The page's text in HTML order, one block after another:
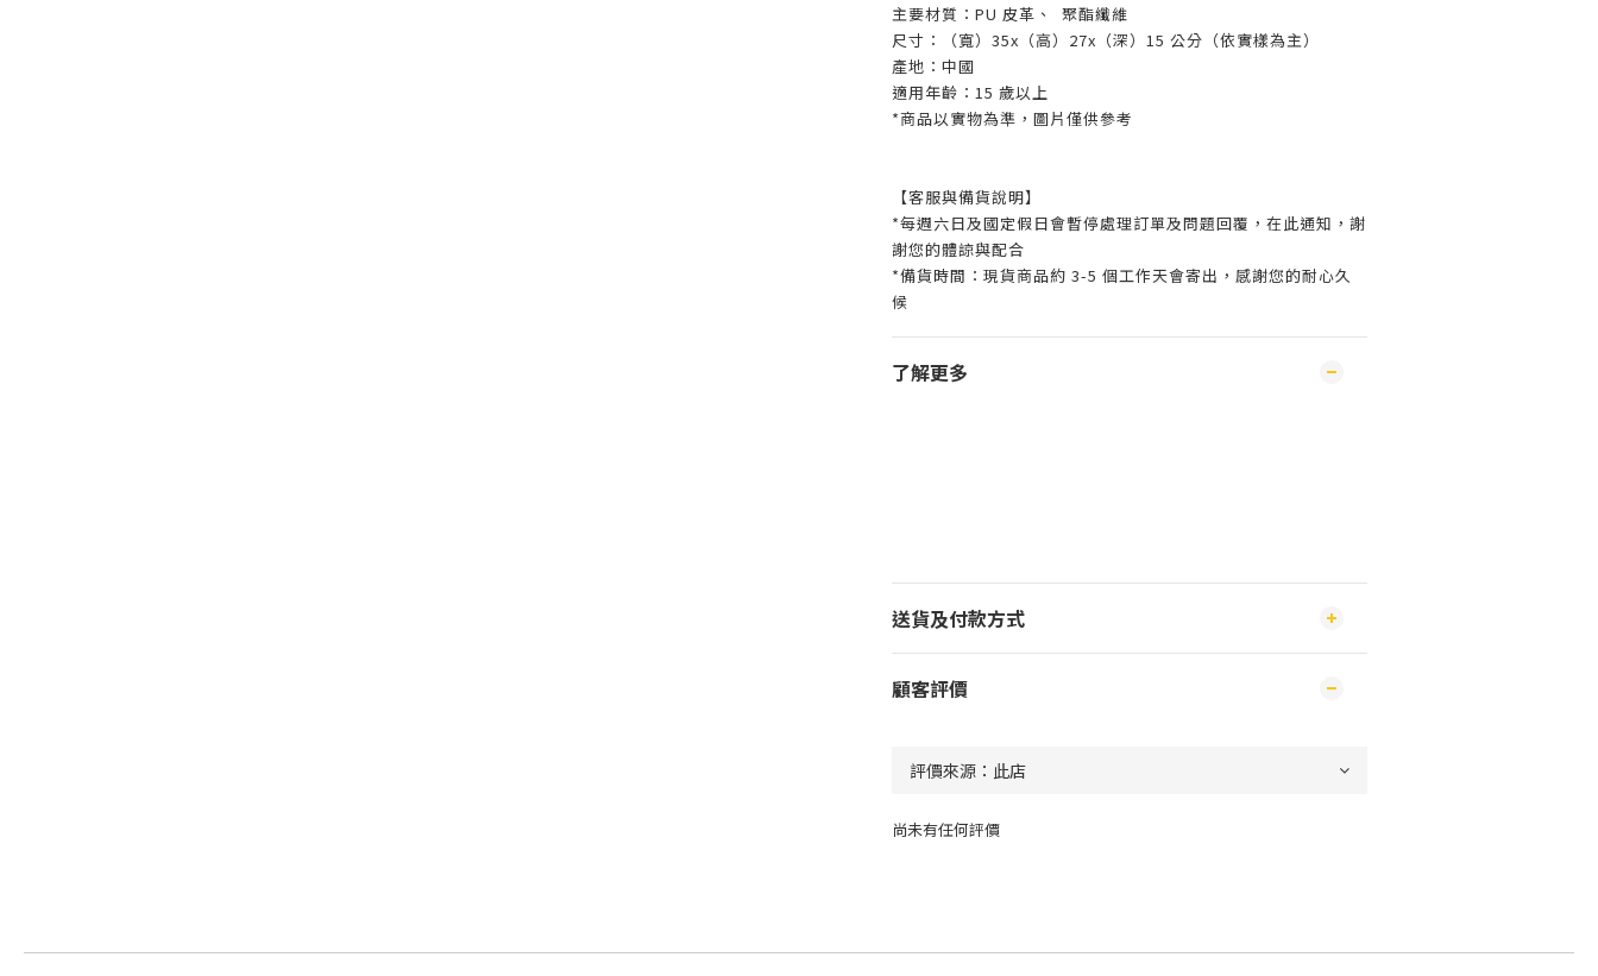
主要材質：PU 皮革、 聚酯纖維
尺寸：（寬）35x（高）27x（深）15 公分（依實樣為主）
產地：中國
適用年齡：15 歲以上
*商品以實物為準，圖片僅供參考
【客服與備貨說明】
*每週六日及國定假日會暫停處理訂單及問題回覆，在此通知，謝
謝您的體諒與配合
*備貨時間：現貨商品約 3-5 個工作天會寄出，感謝您的耐心久
候
了解更多
送貨及付款方式
顧客評價
尚未有任何評價